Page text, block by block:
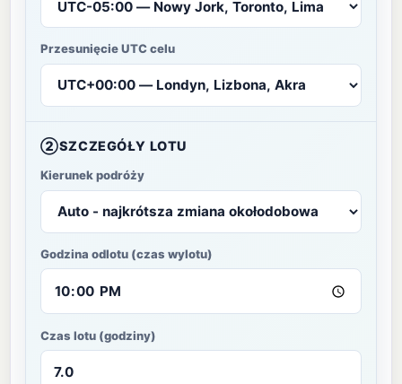
Przesunięcie UTC celu
②SZCZEGÓŁY LOTU
Kierunek podróży
Godzina odlotu (czas wylotu)
Czas lotu (godziny)